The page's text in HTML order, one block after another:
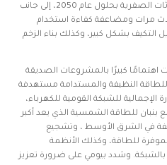
لتمكين العالم من الوصول إلى الانبعاثات الصفرية بحلول عام 2050، إلى جانب
مرات ومضاعفة كفاءة استخدام
وزيادة تمويل التكيف بشكل كبير، وكذلك بناء الزخم
اهتمامًا كبيرًا بالمشروعات الصديقة
للطاقة النظيفة والمستدامة مستهدفة
القدرة الإجمالية للشبكة القومية للكهرباء،
وإنشاء مجمع بنبان للطاقة الشمسية الذي يعد أكبر
في الشرق الأوسط ، وتشجيع
للطاقة، وكذلك الأنظمة
وشدد بيومي على ضرورة تعزيز